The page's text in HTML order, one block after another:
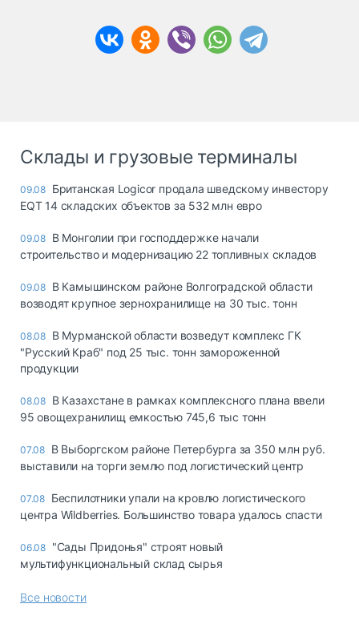
Склады и грузовые терминалы
09.08 Британская Logicor продала шведскому инвестору
EQT 14 складских объектов за 532 млн евро
09.08 В Монголии при господдержке начали
строительство и модернизацию 22 топливных складов
09.08 В Камышинском районе Волгоградской области
возводят крупное зернохранилище на 30 тыс. тонн
08.08 В Мурманской области возведут комплекс ГК
"Русский Краб" под 25 тыс. тонн замороженной
продукции
08.08 В Казахстане в рамках комплексного плана ввели
95 овощехранилищ емкостью 745,6 тыс тонн
07.08 В Выборгском районе Петербурга за 350 млн руб.
выставили на торги землю под логистический центр
07.08 Беспилотники упали на кровлю логистического
центра Wildberries. Большинство товара удалось спасти
06.08 "Сады Придонья" строят новый
мультифункциональный склад сырья
Все новости